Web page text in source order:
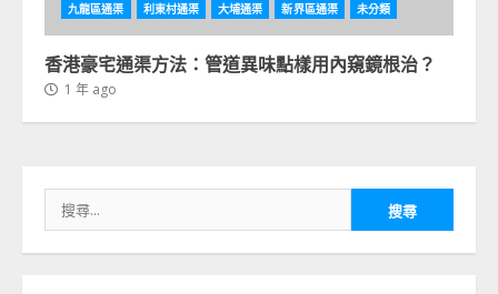
九龍區通渠 利東村通渠 大埔通渠 新界區通渠 未分類
香港豪宅通渠方法：管道異味點樣用內窺鏡根治？
1 年 ago
尋
關